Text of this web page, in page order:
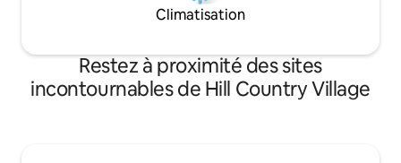
Climatisation
Restez à proximité des sites
incontournables de Hill Country Village